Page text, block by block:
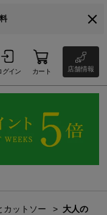
グイン カート 店舗情報
カットソー
大人の